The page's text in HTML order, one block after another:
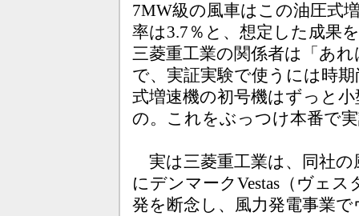
7MW級の風車はこの油圧式
率は3.7％と、想定した成果
三菱重工業の関係者は「あ
で、実証実験で使うには時
式増速機の初号機はずっと
の。これをぶっつけ本番で
実は三菱重工業は、同社の
にデンマークVestas（ヴェ
発を断念し、風力発電事業